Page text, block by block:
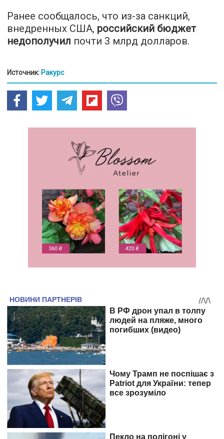
Ранее сообщалось, что из-за санкций,
внедренных США, российский бюджет
недополучил почти 3 млрд долларов.
Источник: Ракурс